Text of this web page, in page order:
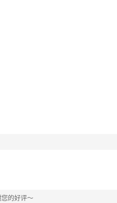
的好评～